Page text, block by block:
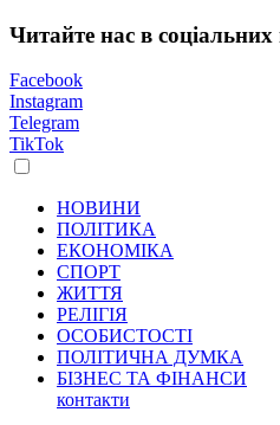
Читайте нас в
Facebook
Instagram
Telegram
TikTok
НОВИНИ
ПОЛІТИКА
ЕКОНОМІКА
СПОРТ
ЖИТТЯ
РЕЛІГІЯ
ОСОБИСТОСТІ
ПОЛІТИЧНА ДУМКА
БІЗНЕС ТА ФІНАНСИ
контакти